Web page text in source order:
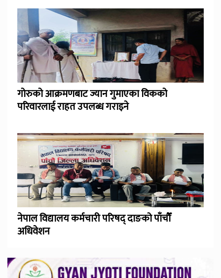
गोरुको आक्रमणबाट ज्यान गुमाएका विकको
परिवारलाई राहत उपलब्ध गराइने
नेपाल विद्यालय कर्मचारी परिषद् दाङको पाँचौँ
अधिवेशन